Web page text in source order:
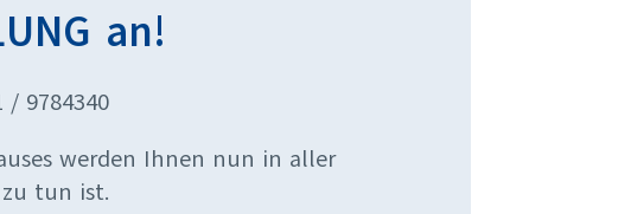
an!
9784340
werden Ihnen nun in aller
tun ist.